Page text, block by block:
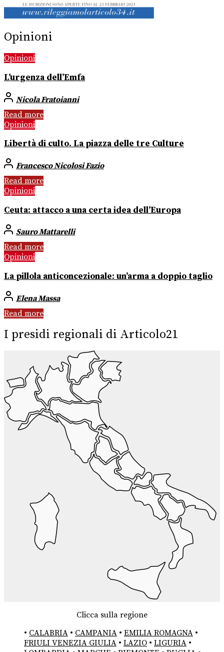
Opinioni
Opinioni
L’urgenza dell’Emfa
Nicola Fratoianni
Read more
Opinioni
Libertà di culto. La piazza delle tre Culture
Francesco Nicolosi Fazio
Read more
Opinioni
Ceuta: attacco a una certa idea dell’Europa
Sauro Mattarelli
Read more
Opinioni
La pillola anticoncezionale: un’arma a doppio taglio
Elena Massa
Read more
I presidi regionali di Articolo21
Clicca sulla regione
• CALABRIA • CAMPANIA • EMILIA ROMAGNA •
FRIULI VENEZIA GIULIA • LAZIO • LIGURIA •